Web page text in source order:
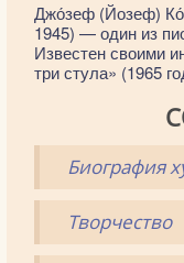
Джо́зеф (Йозеф)
1945) — один из
Известен своими
три стула» (1965
Биография
Творчество